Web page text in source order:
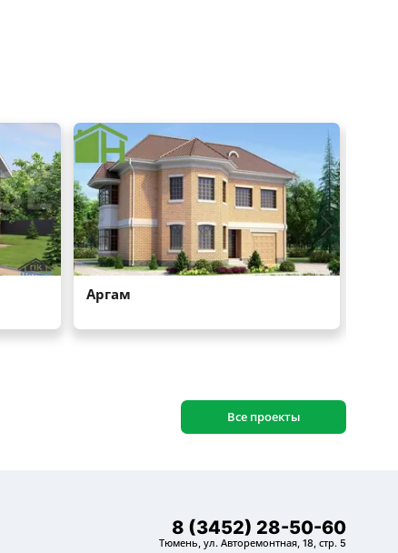
Все проекты
8 (3452) 28-50-60
Тюмень, ул. Авторемонтная, 18, стр. 5